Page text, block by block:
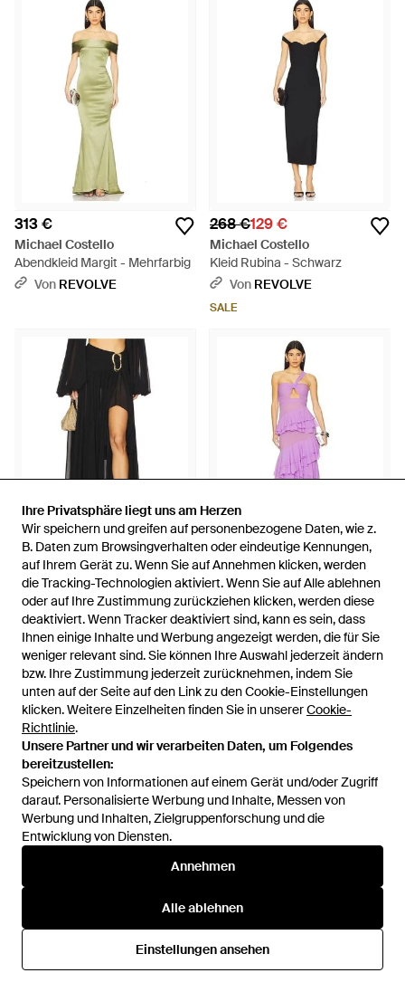
Ihre Privatsphäre liegt uns am Herzen
Wir speichern und greifen auf personenbezogene Daten, wie z.
B. Daten zum Browsingverhalten oder eindeutige Kennungen,
auf Ihrem Gerät zu. Wenn Sie auf Annehmen klicken, werden
die Tracking-Technologien aktiviert. Wenn Sie auf Alle ablehnen
oder auf Ihre Zustimmung zurückziehen klicken, werden diese
deaktiviert. Wenn Tracker deaktiviert sind, kann es sein, dass
Ihnen einige Inhalte und Werbung angezeigt werden, die für Sie
weniger relevant sind. Sie können Ihre Auswahl jederzeit ändern
bzw. Ihre Zustimmung jederzeit zurücknehmen, indem Sie
unten auf der Seite auf den Link zu den Cookie-Einstellungen
klicken. Weitere Einzelheiten finden Sie in unsererCookie-
Richtlinie.
Unsere Partner und wir verarbeiten Daten, um Folgendes
bereitzustellen:
Speichern von Informationen auf einem Gerät und/oder Zugriff
darauf. Personalisierte Werbung und Inhalte, Messen von
Werbung und Inhalten, Zielgruppenforschung und die
Entwicklung von Diensten.
Annehmen
Alle ablehnen
Einstellungen ansehen
Ihre Privatsphäre liegt uns am Herzen
Wir speichern und greifen auf personenbezogene Daten, wie z.
B. Daten zum Browsingverhalten oder eindeutige Kennungen,
auf Ihrem Gerät zu. Wenn Sie auf Annehmen klicken, werden
die Tracking-Technologien aktiviert. Wenn Sie auf Alle ablehnen
oder auf Ihre Zustimmung zurückziehen klicken, werden diese
deaktiviert. Wenn Tracker deaktiviert sind, kann es sein, dass
Ihnen einige Inhalte und Werbung angezeigt werden, die für Sie
weniger relevant sind. Sie können Ihre Auswahl jederzeit ändern
bzw. Ihre Zustimmung jederzeit zurücknehmen, indem Sie
unten auf der Seite auf den Link zu den Cookie-Einstellungen
klicken. Weitere Einzelheiten finden Sie in unsererCookie-
Richtlinie.
Unsere Partner und wir verarbeiten Daten, um Folgendes
bereitzustellen:
Speichern von Informationen auf einem Gerät und/oder Zugriff
darauf. Personalisierte Werbung und Inhalte, Messen von
Werbung und Inhalten, Zielgruppenforschung und die
Entwicklung von Diensten.
Annehmen
Alle ablehnen
Einstellungen ansehen
313 €
Michael Costello
Abendkleid Margit - Mehrfarbig
Von REVOLVE
268 €129 €
Michael Costello
Kleid Rubina - Schwarz
Von REVOLVE
SALE
260 €208 €
Michael Costello
Rock Blair - Schwarz
VonREVOLVE
SALE
389 €367 €
Michael Costello
Kleid Ariella - Lila
VonREVOLVE
SALE
Michael Costello
Kleid Amelie - Schwarz
VonREVOLVE
205 €
Michael Costello
Oberteil Blair - Schwarz
VonREVOLVE